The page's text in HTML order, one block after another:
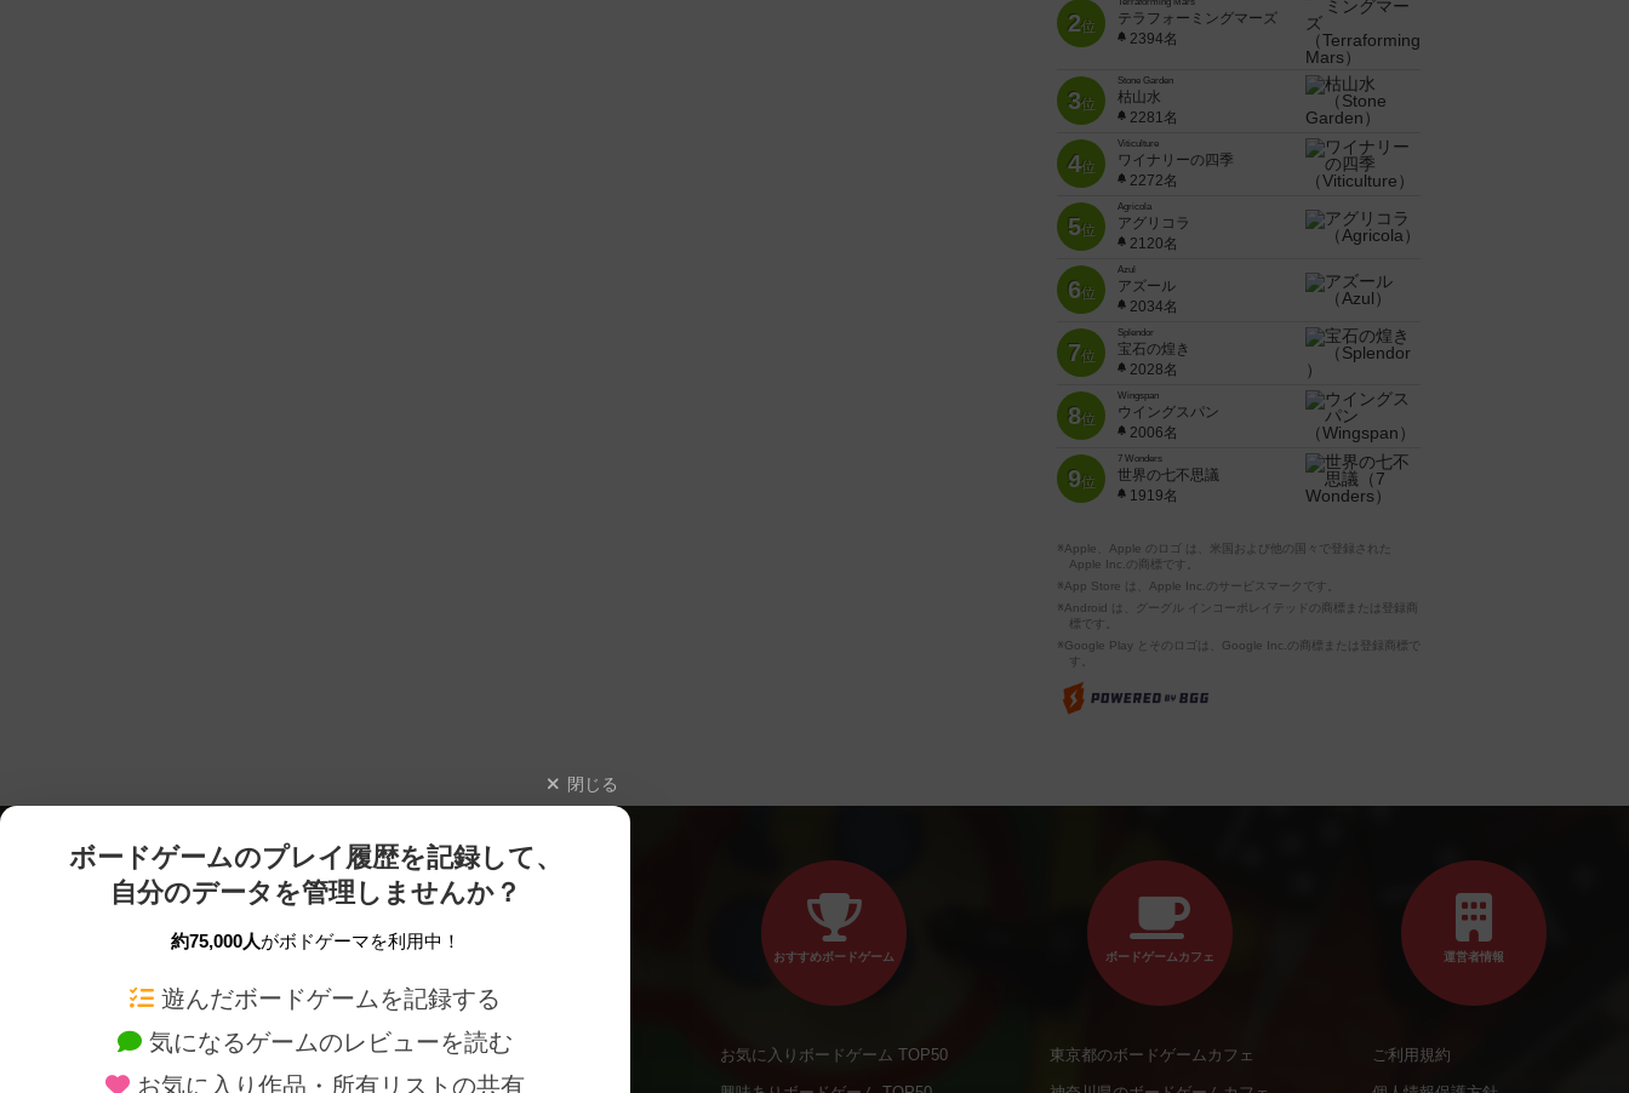
2位
テラフォーミングマーズ
2394名
3位
Stone Garden
枯山水
2281名
4位
Viticulture
ワイナリーの四季
2272名
5位
Agricola
アグリコラ
2120名
6位
Azul
アズール
2034名
7位
Splendor
宝石の煌き
2028名
8位
Wingspan
ウイングスパン
2006名
9位
7 Wonders
世界の七不思議
1919名
※Apple、Apple のロゴ は、米国および他の国々で登録された
Apple Inc.の商標です。
※App Store は、Apple Inc.のサービスマークです。
※Android は、グーグル インコーポレイテッドの商標または登録商
標です。
※Google Play とそのロゴは、Google Inc.の商標または登録商標で
す。
閉じる
ボードゲームのプレイ履歴を記録して、
自分のデータを管理しませんか？
約75,000人がボドゲーマを利用中！
遊んだボードゲームを記録する
気になるゲームのレビューを読む
お気に入り作品・所有リストの共有
ボードゲームを検索する 新作・再入荷情報
おすすめボードゲーム
お気に入りボードゲーム TOP50
ボードゲームカフェ
東京都のボードゲームカフェ
運営者情報
ご利用規約